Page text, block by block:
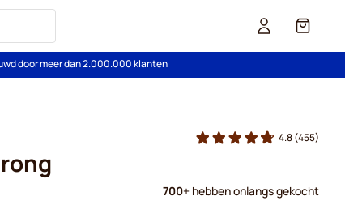
Cart
door meer dan 2.000.000 klanten
4.8(455)
700+ hebben onlangs gekocht